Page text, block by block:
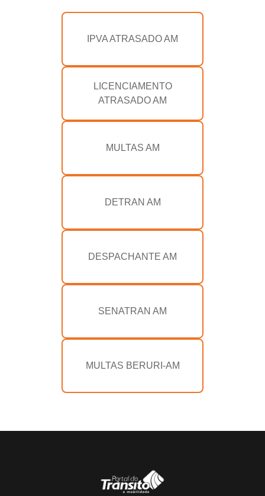
IPVA ATRASADO AM
LICENCIAMENTO
ATRASADO AM
MULTAS AM
DETRAN AM
DESPACHANTE AM
SENATRAN AM
MULTAS BERURI-AM